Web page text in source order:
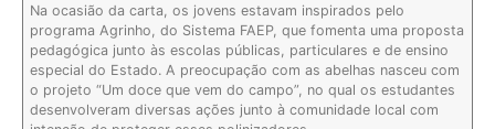
Na ocasião da carta, os jovens estavam inspirados pelo
programa Agrinho, do Sistema FAEP, que fomenta uma proposta
pedagógica junto às escolas públicas, particulares e de ensino
especial do Estado. A preocupação com as abelhas nasceu com
o projeto “Um doce que vem do campo”, no qual os estudantes
desenvolveram diversas ações junto à comunidade local com